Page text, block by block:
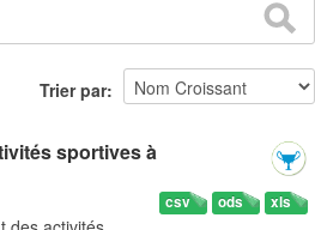
Trier par
sportives à
xls
ods
csv